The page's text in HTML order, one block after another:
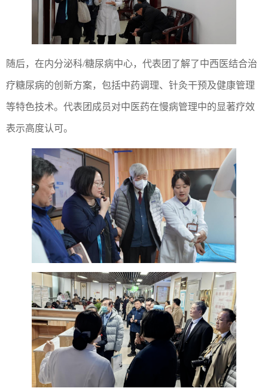
随后，在内分泌科/糖尿病中心，代表团了解了中西医结合治
疗糖尿病的创新方案，包括中药调理、针灸干预及健康管理
等特色技术。代表团成员对中医药在慢病管理中的显著疗效
表示高度认可。